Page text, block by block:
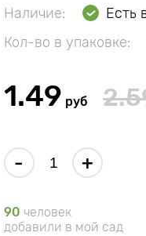
Наличие:
Есть
Кол-во в упаковке:
1.49 руб
- +
90 человек
добавили в мой сад